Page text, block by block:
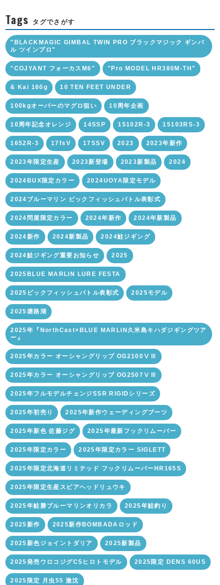
Tags タグでさがす
"BLACKMAGIC GIMBAL TWIN PRO ブラックマジック ギンバ
ル ツインプロ"
"COJYANT フォーカスM6" "Pro MODEL HR380M-TH"
& Kai 160g 10 TEN FEET UNDER
100kgオーバーのマグロ狙い 10周年企画
10周年記念オレンジ 14SSP 15102R-3 15103RS-3
1652R-3 17fsV 17SSV 2023 2023年新作
2023年限定生産 2023新登場 2023新製品 2024
2024BUX限定カラー 2024UOYA限定モデル
2024ブルーマリン ビックフィッシュバトル表彰式
2024問屋限定カラー 2024年新作 2024年新製品
2024新作 2024新製品 2024鮭ジギング
2024鮭ジギング重要お知らせ 2025
2025BLUE MARLIN LURE FESTA
2025ビックフィッシュバトル表彰式 2025モデル
2025塘路湖
2025年『NorthCast×BLUE MARLIN久米島キハダジギングツア
ー』
2025年カラー オーシャングリップ OG2100ⅤⅢ
2025年カラー オーシャングリップ OG2507ⅤⅢ
2025年フルモデルチェンジSSR RIGIDシリーズ
2025年初売り 2025年新作ウェーディングブーツ
2025年新色 佐藤ジグ 2025年最新フックリムーバー
2025年限定カラー 2025年限定カラー SIGLETT
2025年限定北海道リミテッド フックリムーバーHR165S
2025年限定生産スピアヘッドリュウキ
2025年鮭勝ブルーマリンオリカラ 2025年鮭釣り
2025新作 2025新作BOMBADAロッド
2025新色ジョイントダリア 2025新製品
2025発売ウロコジグCSヒロトモデル 2025限定 DENS 60US
2025限定 月虫55 激沈